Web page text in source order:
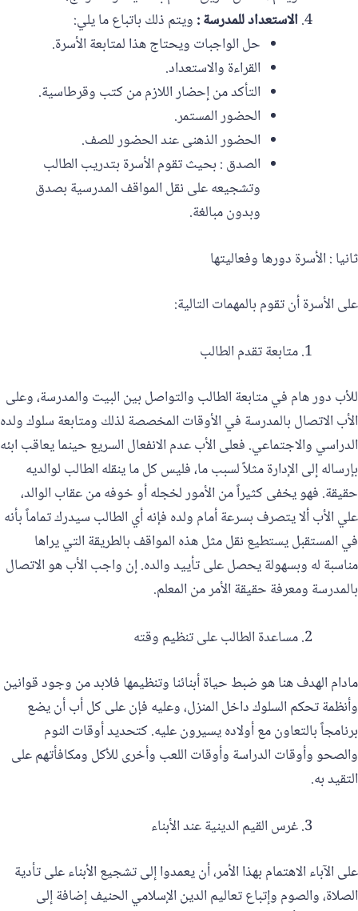
الاستعداد للمدرسة :ويتم ذلك باتباع ما يلي:
حل الواجبات ويحتاج هذا لمتابعة الأسرة.
القراءة والاستعداد.
التأكد من إحضار اللازم من كتب وقرطاسية.
الحضور المستمر.
الحضور الذهنى عند الحضور للصف.
الصدق : بحيث تقوم الأسرة بتدريب الطالب
وتشجيعه على نقل ‏المواقف المدرسية بصدق
وبدون مبالغة.
ثانيا : الأسرة دورها وفعاليتها
على الأسرة أن تقوم بالمهمات التالية:
للأب دور هام في متابعة الطالب والتواصل بين البيت والمدرسة، وعلى
الأب الاتصال بالمدرسة في الأوقات المخصصة لذلك ومتابعة سلوك ولده
الدراسي والاجتماعي. فعلى الأب عدم الانفعال السريع حينما يعاقب ابئه
بإرساله إلى الإدارة مثلاً لسبب ما، فليس كل ما ينقله الطالب لوالديه
حقيقة. فهو يخفى كثيراً من الأمور لخجله أو خوفه من عقاب الوالد،
علي الأب ألا يتصرف بسرعة أمام ولده فإنه أي الطالب سيدرك تماماً بأنه
في المستقبل يستطيع نقل مثل هذه المواقف بالطريقة التي يراها
مناسبة له وبسهولة يحصل على تأييد والده. إن واجب الأب هو الاتصال
بالمدرسة ومعرفة حقيقة الأمر من المعلم.
مساعدة الطالب على تنظيم وقته
مادام الهدف هنا هو ضبط حياة أبنائنا وتنظيمها فلابد من وجود قوانين
وأنظمة تحكم السلوك داخل المنزل، وعليه فإن على كل أب أن يضع
برنامجاً بالتعاون مع أولاده يسيرون عليه. كتحديد أوقات النوم
والصحو وأوقات الدراسة وأوقات اللعب وأخرى للأكل ومكافأتهم على
التقيد به.
غرس القيم الدينية عند الأبناء
على الآباء الاهتمام بهذا الأمر، أن يعمدوا إلى تشجيع الأبناء على تأدية
الصلاة، والصوم وإتباع تعاليم الدين الإسلامي الحنيف إضافة إلى